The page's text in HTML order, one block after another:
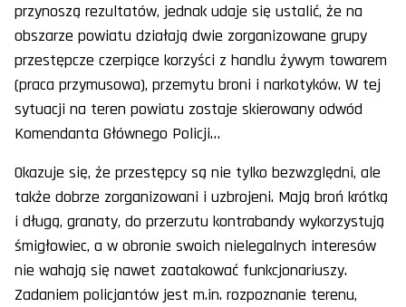
przynoszą rezultatów, jednak udaje się ustalić, że na
obszarze powiatu działają dwie zorganizowane grupy
przestępcze czerpiące korzyści z handlu żywym towarem
(praca przymusowa), przemytu broni i narkotyków. W tej
sytuacji na teren powiatu zostaje skierowany odwód
Komendanta Głównego Policji…
Okazuje się, że przestępcy są nie tylko bezwzględni, ale
także dobrze zorganizowani i uzbrojeni. Mają broń krótką
i długą, granaty, do przerzutu kontrabandy wykorzystują
śmigłowiec, a w obronie swoich nielegalnych interesów
nie wahają się nawet zaatakować funkcjonariuszy.
Zadaniem policjantów jest m.in. rozpoznanie terenu,